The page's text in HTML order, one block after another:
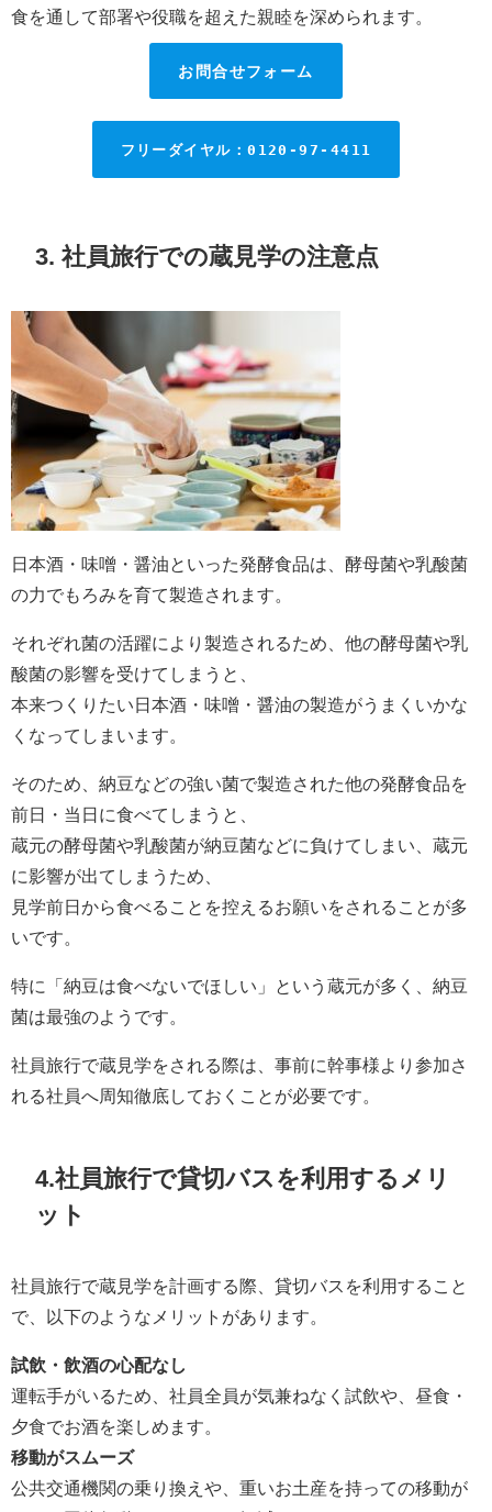
食を通して部署や役職を超えた親睦を深められます。
お問合せフォーム
フリーダイヤル：0120-97-4411
3. 社員旅行での蔵見学の注意点
日本酒・味噌・醤油といった発酵食品は、酵母菌や乳酸菌
の力でもろみを育て製造されます。
それぞれ菌の活躍により製造されるため、他の酵母菌や乳
酸菌の影響を受けてしまうと、
本来つくりたい日本酒・味噌・醤油の製造がうまくいかな
くなってしまいます。
そのため、納豆などの強い菌で製造された他の発酵食品を
前日・当日に食べてしまうと、
蔵元の酵母菌や乳酸菌が納豆菌などに負けてしまい、蔵元
に影響が出てしまうため、
見学前日から食べることを控えるお願いをされることが多
いです。
特に「納豆は食べないでほしい」という蔵元が多く、納豆
菌は最強のようです。
社員旅行で蔵見学をされる際は、事前に幹事様より参加さ
れる社員へ周知徹底しておくことが必要です。
4.社員旅行で貸切バスを利用するメリ
ット
社員旅行で蔵見学を計画する際、貸切バスを利用すること
で、以下のようなメリットがあります。
試飲・飲酒の心配なし
運転手がいるため、社員全員が気兼ねなく試飲や、昼食・
夕食でお酒を楽しめます。
移動がスムーズ
公共交通機関の乗り換えや、重いお土産を持っての移動が